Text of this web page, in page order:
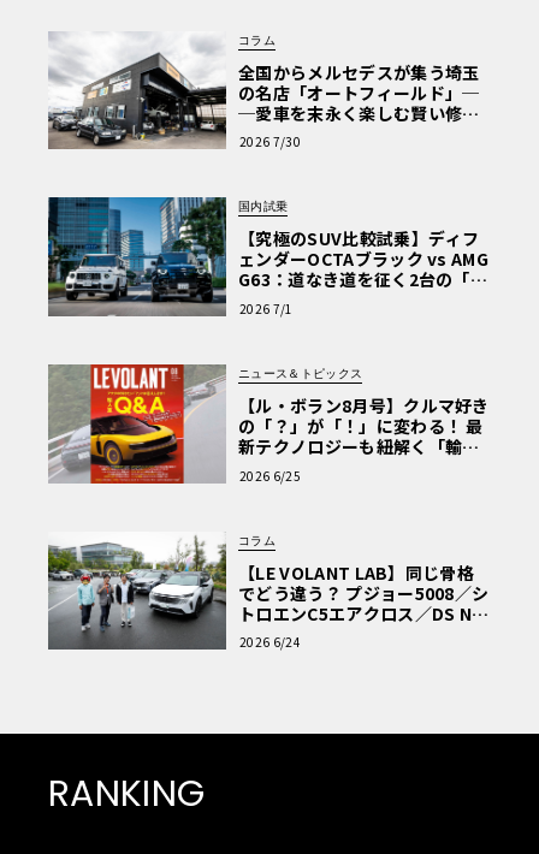
コラム
全国からメルセデスが集う埼玉
の名店「オートフィールド」─
─愛車を末永く楽しむ賢い修理
術と、プロがフックス製オイル
を選ぶ理由〈PR〉
2026 7/30
国内試乗
【究極のSUV比較試乗】ディフ
ェンダーOCTAブラック vs AMG
G63：道なき道を征く2台の「対
極的アプローチ」
2026 7/1
ニュース＆トピックス
【ル・ボラン8月号】クルマ好き
の「？」が「！」に変わる！ 最
新テクノロジーも紐解く「輸入
車Q&A」
2026 6/25
コラム
【LE VOLANT LAB】同じ骨格
でどう違う？ プジョー5008／シ
トロエンC5エアクロス／DS Nº4
読者一気乗りレポート
2026 6/24
RANKING